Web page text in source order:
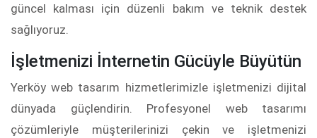
güncel kalması için düzenli bakım ve teknik destek
sağlıyoruz.
İşletmenizi İnternetin Gücüyle Büyütün
Yerköy web tasarım hizmetlerimizle işletmenizi dijital
dünyada güçlendirin. Profesyonel web tasarımı
çözümleriyle müşterilerinizi çekin ve işletmenizi